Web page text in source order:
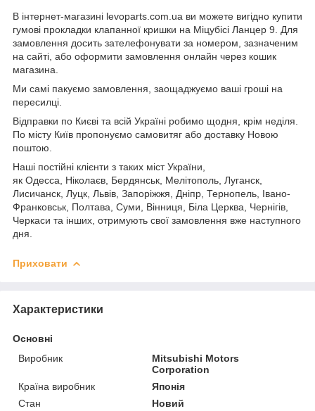
В інтернет-магазині levoparts.com.ua ви можете вигідно купити
гумові прокладки клапанної кришки на Міцубісі Ланцер 9. Для
замовлення досить зателефонувати за номером, зазначеним
на сайті, або оформити замовлення онлайн через кошик
магазина.
Ми самі пакуємо замовлення, заощаджуємо ваші гроші на
пересилці.
Відправки по Києві та всій Україні робимо щодня, крім неділя.
По місту Київ пропонуємо самовитяг або доставку Новою
поштою.
Наші постійні клієнти з таких міст України,
як Одесса, Ніколаєв, Бердянськ, Мелітополь, Луганск,
Лисичанск, Луцк, Львів, Запоріжжя, Дніпр, Тернопель, Івано-
Франковськ, Полтава, Суми, Вінниця, Біла Церква, Чернігів,
Черкаси та інших, отримують свої замовлення вже наступного
дня.
Приховати
Характеристики
Основні
Виробник
Mitsubishi Motors
Corporation
Країна виробник
Японія
Стан
Новий